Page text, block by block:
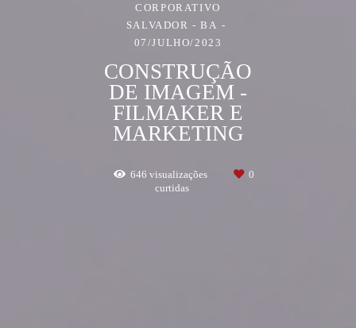
CORPORATIVO
SALVADOR - BA
07/JULHO/2023
CONSTRUÇÃO
DE IMAGEM -
FILMAKER E
MARKETING
646 visualizações
0
curtidas